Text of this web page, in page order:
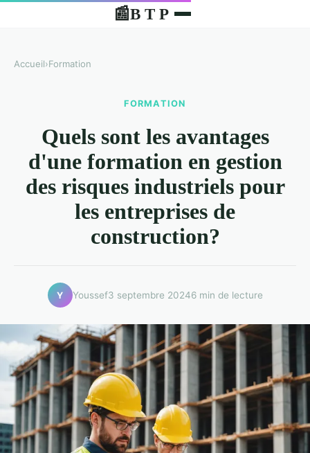
📰B T P
Accueil›Formation
FORMATION
Quels sont les avantages
d'une formation en gestion
des risques industriels pour
les entreprises de
construction?
Y Youssef3 septembre 20246 min de lecture